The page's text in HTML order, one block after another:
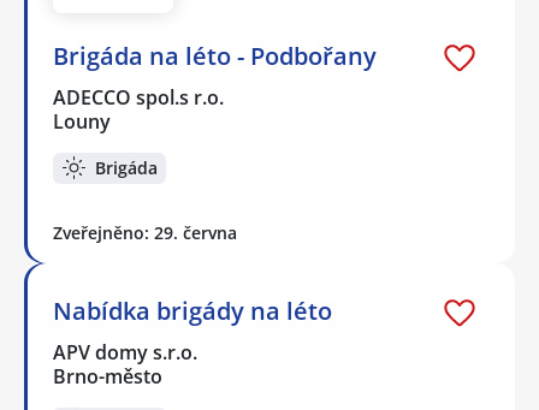
Brigáda na léto - Podbořany
ADECCO spol.s r.o.
Louny
Brigáda
Zveřejněno: 29. června
Nabídka brigády na léto
APV domy s.r.o.
Brno-město